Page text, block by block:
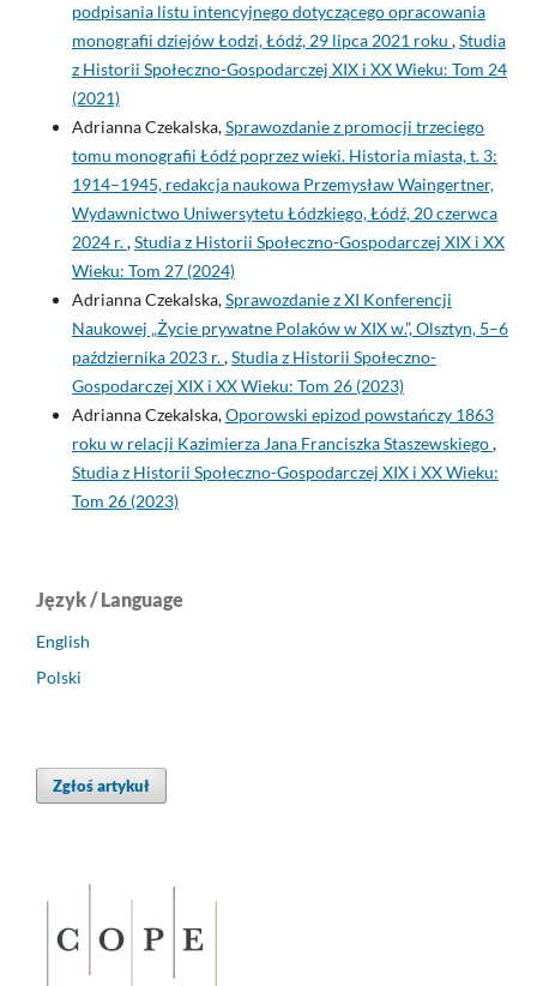
podpisania listu intencyjnego dotyczącego opracowania
monografii dziejów Łodzi, Łódź, 29 lipca 2021 roku ,Studia
z Historii Społeczno-Gospodarczej XIX i XX Wieku: Tom 24
(2021)
Adrianna Czekalska,Sprawozdanie z promocji trzeciego
tomu monografii Łódź poprzez wieki. Historia miasta, t. 3:
1914–1945, redakcja naukowa Przemysław Waingertner,
Wydawnictwo Uniwersytetu Łódzkiego, Łódź, 20 czerwca
2024 r.,Studia z Historii Społeczno-Gospodarczej XIX i XX
Wieku: Tom 27 (2024)
Adrianna Czekalska,Sprawozdanie z XI Konferencji
Naukowej „Życie prywatne Polaków w XIX w.”, Olsztyn, 5–6
października 2023 r.,Studia z Historii Społeczno-
Gospodarczej XIX i XX Wieku: Tom 26 (2023)
Adrianna Czekalska,Oporowski epizod powstańczy 1863
roku w relacji Kazimierza Jana Franciszka Staszewskiego,
Studia z Historii Społeczno-Gospodarczej XIX i XX Wieku:
Tom 26 (2023)
Język / Language
English
Polski
Zgłoś artykuł